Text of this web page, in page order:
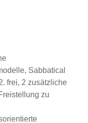
Sabbatical
frei, 2 zusätzliche
zu